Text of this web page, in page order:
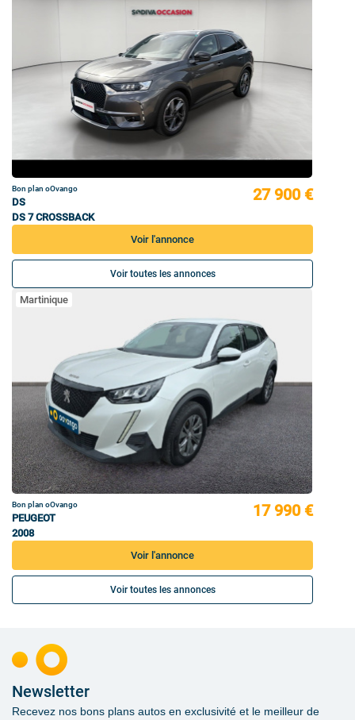
Bon plan oOvango
DS
DS 7 CROSSBACK
27 900 €
Voir l'annonce
Voir toutes les annonces
Martinique
Bon plan oOvango
PEUGEOT
2008
17 990 €
Voir l'annonce
Voir toutes les annonces
Newsletter
Recevez nos bons plans autos en exclusivité et le meilleur de